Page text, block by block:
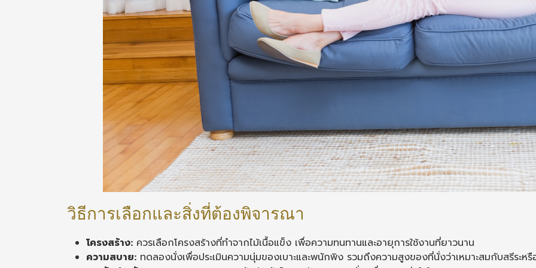
วิธีการเลือกและสิ่งที่ต้องพิจารณา
โครงสร้าง: ควรเลือกโครงสร้างที่ทำจากไม้เนื้อแข็ง เพื่อความทนทานและอายุการใช้งานที่ยาวนาน
ความสบาย: ทดลองนั่งเพื่อประเมินความนุ่มของเบาะและพนักพิง รวมถึงความสูงของที่นั่งว่าเหมาะสมกับสรีระหรื